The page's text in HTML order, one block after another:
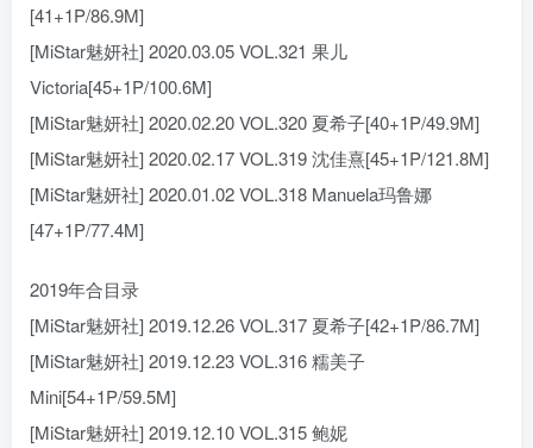
[41+1P/86.9M]
[MiStar魅妍社] 2020.03.05 VOL.321 果儿
Victoria[45+1P/100.6M]
[MiStar魅妍社] 2020.02.20 VOL.320 夏希子[40+1P/49.9M]
[MiStar魅妍社] 2020.02.17 VOL.319 沈佳熹[45+1P/121.8M]
[MiStar魅妍社] 2020.01.02 VOL.318 Manuela玛鲁娜
[47+1P/77.4M]
2019年合目录
[MiStar魅妍社] 2019.12.26 VOL.317 夏希子[42+1P/86.7M]
[MiStar魅妍社] 2019.12.23 VOL.316 糯美子
Mini[54+1P/59.5M]
[MiStar魅妍社] 2019.12.10 VOL.315 鲍妮